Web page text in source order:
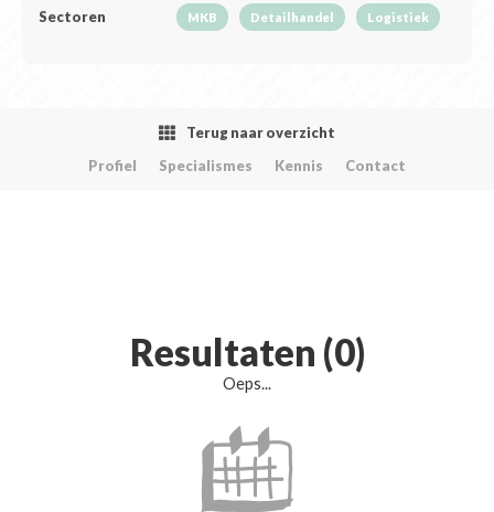
Sectoren MKB Detailhandel Logistiek
Terug naar overzicht
Profiel
Specialismes Kennis Contact
Resultaten (0)
Oeps...